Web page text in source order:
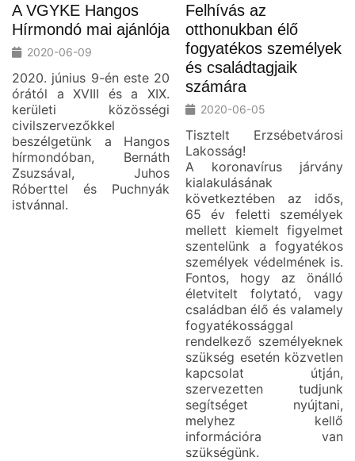
A VGYKE Hangos
Hírmondó mai ajánlója
2020-06-09
2020. június 9-én este 20
órától a XVIII és a XIX.
kerületi közösségi
civilszervezőkkel
beszélgetünk a Hangos
hírmondóban, Bernáth
Zsuzsával, Juhos
Róberttel és Puchnyák
istvánnal.
Felhívás az
otthonukban élő
fogyatékos személyek
és családtagjaik
számára
2020-06-05
Tisztelt Erzsébetvárosi
Lakosság!
A koronavírus járvány
kialakulásának
következtében az idős,
65 év feletti személyek
mellett kiemelt figyelmet
szentelünk a fogyatékos
személyek védelmének is.
Fontos, hogy az önálló
életvitelt folytató, vagy
családban élő és valamely
fogyatékossággal
rendelkező személyeknek
szükség esetén közvetlen
kapcsolat útján,
szervezetten tudjunk
segítséget nyújtani,
melyhez kellő
információra van
szükségünk.